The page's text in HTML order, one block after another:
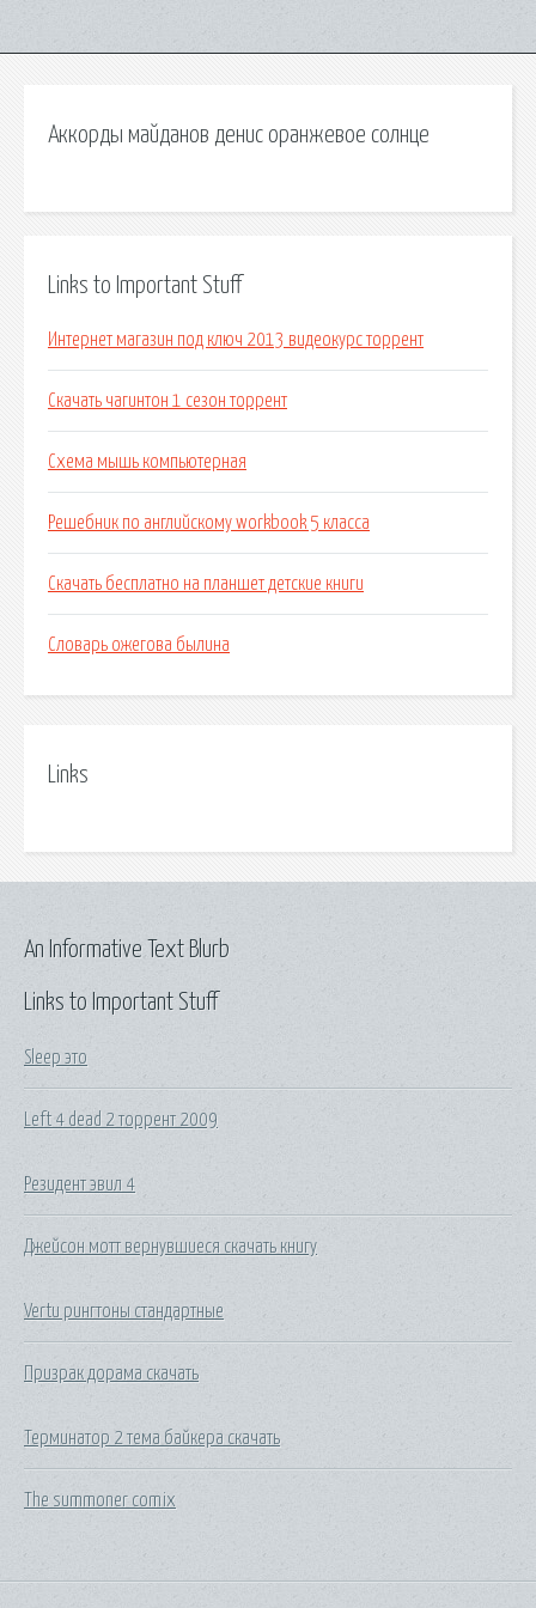
Аккорды майданов денис оранжевое солнце
Links to Important Stuff
Интернет магазин под ключ 2013 видеокурс торрент
Скачать чагинтон 1 сезон торрент
Схема мышь компьютерная
Решебник по английскому workbook 5 класса
Скачать бесплатно на планшет детские книги
Словарь ожегова былина
Links
Links to Important Stuff
Sleep это
Left 4 dead 2 торрент 2009
Резидент эвил 4
Джейсон мотт вернувшиеся скачать книгу
Vertu рингтоны стандартные
Призрак дорама скачать
Терминатор 2 тема байкера скачать
The summoner comix
An Informative Text Blurb